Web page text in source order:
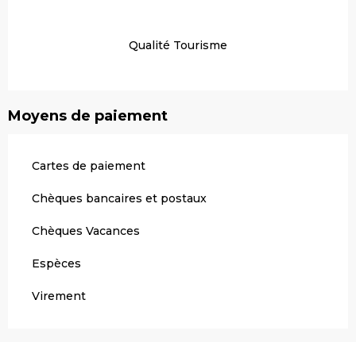
Qualité Tourisme
Moyens de paiement
Cartes de paiement
Chèques bancaires et postaux
Chèques Vacances
Espèces
Virement